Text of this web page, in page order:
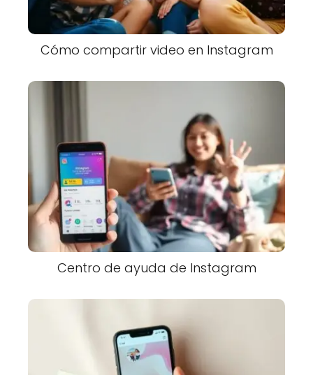
Cómo compartir video en Instagram
Centro de ayuda de Instagram